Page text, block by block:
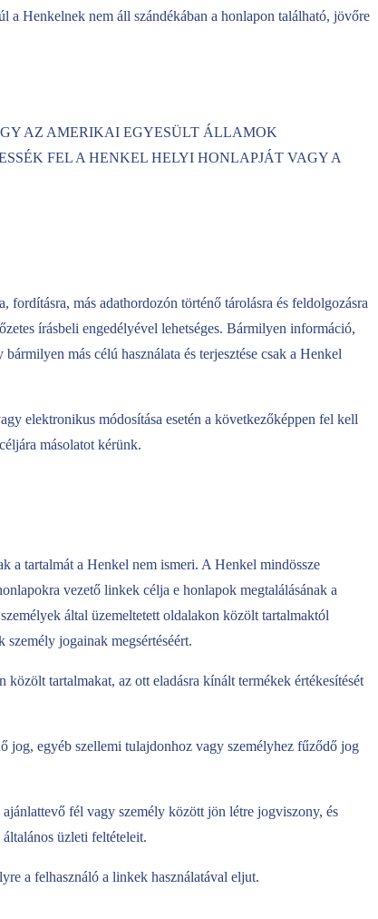
a Henkelnek nem áll szándékában a honlapon található, jövőre
AZ AMERIKAI EGYESÜLT ÁLLAMOK
FEL A HENKEL HELYI HONLAPJÁT VAGY A
más adathordozón történő tárolásra és feldolgozásra
írásbeli engedélyével lehetséges. Bármilyen információ,
más célú használata és terjesztése csak a Henkel
elektronikus módosítása esetén a következőképpen fel kell
másolatot kérünk.
a tartalmát a Henkel nem ismeri. A Henkel mindössze
vezető linkek célja e honlapok megtalálásának a
által üzemeltetett oldalakon közölt tartalmaktól
jogainak megsértéséért.
tartalmakat, az ott eladásra kínált termékek értékesítését
jog, egyéb szellemi tulajdonhoz vagy személyhez fűződő jog
fél vagy személy között jön létre jogviszony, és
üzleti feltételeit.
a felhasználó a linkek használatával eljut.